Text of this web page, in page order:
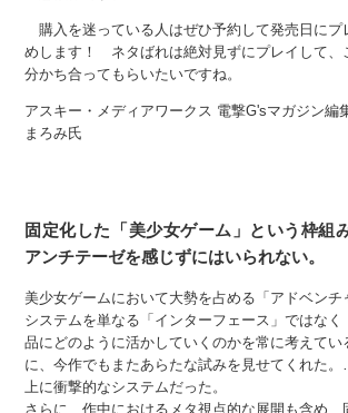
購入を迷っている人はぜひ予約して発売日にプ
めします！ ネタばれは絶対見ずにプレイして、
分かち合ってもらいたいですね。
アスキー・メディアワークス 電撃G'sマガジン編
まろみ氏
固定化した「美少女ゲーム」という枠組
アンチテーゼを感じずにはいられない。
美少女ゲームにおいて大勢を占める「アドベンチ
システムを単なる「インターフェース」ではな
品にどのように活かしていくのかを常に考えてい
に、今作でもまたあらたな試みを見せてくれた
上に衝撃的なシステムだった。
さらに、作中におけるメタ視点的な展開も含め